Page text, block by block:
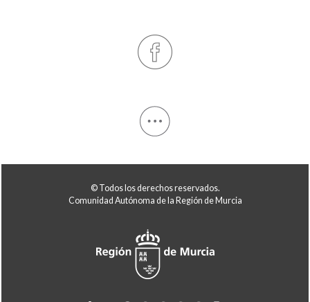
© Todos los derechos reservados.
Comunidad Autónoma de la Región de Murcia